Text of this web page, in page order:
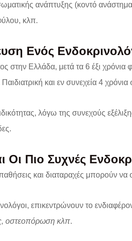
ανάπτυξης (κοντό
κλπ.
Ενός
στην Ελλάδα, μετά τα 6 έξι χρόνια
και εν συνεχεία 4
λόγω της συνεχούς
Οι Πιο Συχνές
παθήσεις και διαταραχές μπορούν
επικεντρώνουν το
οστεοπόρωση κλπ.